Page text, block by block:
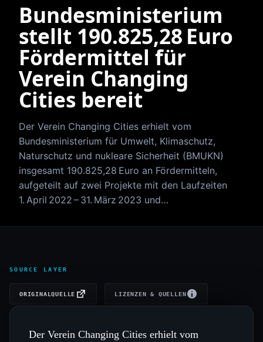
Bundesministerium
stellt 190.825,28 Euro
Fördermittel für
Verein Changing
Cities bereit
Der Verein Changing Cities erhielt vom
Bundesministerium für Umwelt, Klimaschutz,
Naturschutz und nukleare Sicherheit (BMUKN)
insgesamt 190.825,28 Euro an Fördermitteln,
aufgeteilt auf zwei Projekte mit den Laufzeiten
1. April 2022 – 31. März 2023 und…
SOURCE LAYER
ORIGINALQUELLE LIZENZEN & QUELLEN
Der Verein Changing Cities erhielt vom